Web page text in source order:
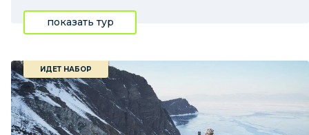
показать тур
ИДЕТ НАБОР